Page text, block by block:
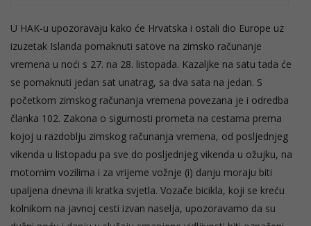
U HAK-u upozoravaju kako će Hrvatska i ostali dio Europe uz
izuzetak Islanda pomaknuti satove na zimsko računanje
vremena u noći s 27. na 28. listopada. Kazaljke na satu tada će
se pomaknuti jedan sat unatrag, sa dva sata na jedan. S
početkom zimskog računanja vremena povezana je i odredba
članka 102. Zakona o sigurnosti prometa na cestama prema
kojoj u razdoblju zimskog računanja vremena, od posljednjeg
vikenda u listopadu pa sve do posljednjeg vikenda u ožujku, na
motornim vozilima i za vrijeme vožnje (i) danju moraju biti
upaljena dnevna ili kratka svjetla. Vozače bicikla, koji se kreću
kolnikom na javnoj cesti izvan naselja, upozoravamo da su